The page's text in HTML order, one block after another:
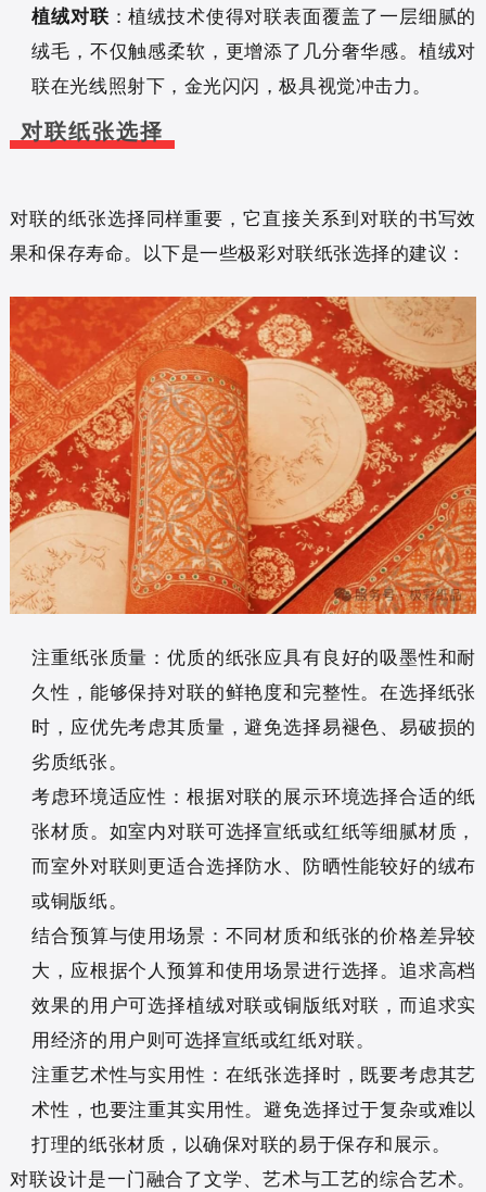
植绒对联 ：植绒技术使得对联表面覆盖了一层细腻的
绒毛，不仅触感柔软，更增添了几分奢华感。植绒对
联在光线照射下，金光闪闪，极具视觉冲击力。
对联纸张选择
对联的纸张选择同样重要，它直接关系到对联的书写效
果和保存寿命。以下是一些极彩对联纸张选择的建议：
注重纸张质量：优质的纸张应具有良好的吸墨性和耐
久性，能够保持对联的鲜艳度和完整性。在选择纸张
时，应优先考虑其质量，避免选择易褪色、易破损的
劣质纸张。
考虑环境适应性：根据对联的展示环境选择合适的纸
张材质。如室内对联可选择宣纸或红纸等细腻材质，
而室外对联则更适合选择防水、防晒性能较好的绒布
或铜版纸。
结合预算与使用场景：不同材质和纸张的价格差异较
大，应根据个人预算和使用场景进行选择。追求高档
效果的用户可选择植绒对联或铜版纸对联，而追求实
用经济的用户则可选择宣纸或红纸对联。
注重艺术性与实用性：在纸张选择时，既要考虑其艺
术性，也要注重其实用性。避免选择过于复杂或难以
打理的纸张材质，以确保对联的易于保存和展示。
对联设计是一门融合了文学、艺术与工艺的综合艺术。